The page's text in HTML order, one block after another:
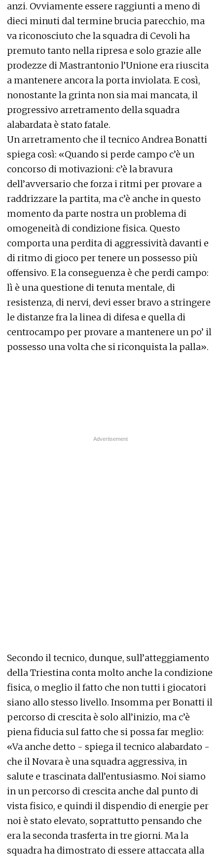
anzi. Ovviamente essere raggiunti a meno di
dieci minuti dal termine brucia parecchio, ma
va riconosciuto che la squadra di Cevoli ha
premuto tanto nella ripresa e solo grazie alle
prodezze di Mastrantonio l’Unione era riuscita
a mantenere ancora la porta inviolata. E così,
nonostante la grinta non sia mai mancata, il
progressivo arretramento della squadra
alabardata è stato fatale.
Un arretramento che il tecnico Andrea Bonatti
spiega così: «Quando si perde campo c’è un
concorso di motivazioni: c’è la bravura
dell’avversario che forza i ritmi per provare a
raddrizzare la partita, ma c’è anche in questo
momento da parte nostra un problema di
omogeneità di condizione fisica. Questo
comporta una perdita di aggressività davanti e
di ritmo di gioco per tenere un possesso più
offensivo. E la conseguenza è che perdi campo:
lì è una questione di tenuta mentale, di
resistenza, di nervi, devi esser bravo a stringere
le distanze fra la linea di difesa e quella di
centrocampo per provare a mantenere un po’ il
possesso una volta che si riconquista la palla».
Secondo il tecnico, dunque, sull’atteggiamento
della Triestina conta molto anche la condizione
fisica, o meglio il fatto che non tutti i giocatori
siano allo stesso livello. Insomma per Bonatti il
percorso di crescita è solo all’inizio, ma c’è
piena fiducia sul fatto che si possa far meglio:
«Va anche detto - spiega il tecnico alabardato -
che il Novara è una squadra aggressiva, in
salute e trascinata dall’entusiasmo. Noi siamo
in un percorso di crescita anche dal punto di
vista fisico, e quindi il dispendio di energie per
noi è stato elevato, soprattutto pensando che
era la seconda trasferta in tre giorni. Ma la
squadra ha dimostrato di essere attaccata alla